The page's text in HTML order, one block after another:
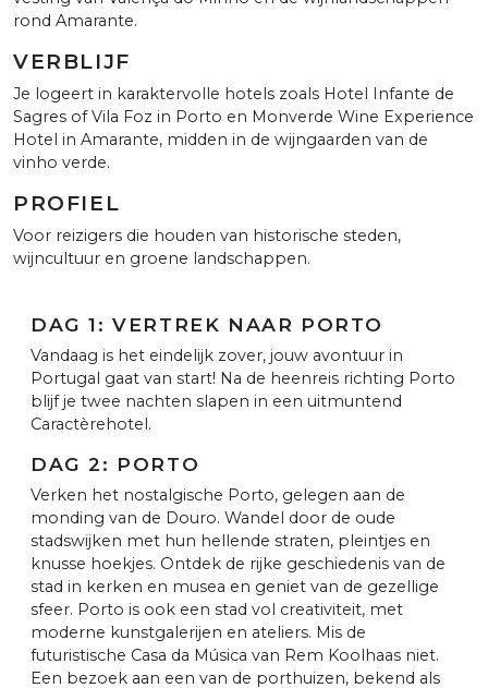
rond Amarante.
VERBLIJF
Je logeert in karaktervolle hotels zoals Hotel Infante de
Sagres of Vila Foz in Porto en Monverde Wine Experience
Hotel in Amarante, midden in de wijngaarden van de
vinho verde.
PROFIEL
Voor reizigers die houden van historische steden,
wijncultuur en groene landschappen.
DAG 1: VERTREK NAAR PORTO
Vandaag is het eindelijk zover, jouw avontuur in
Portugal gaat van start! Na de heenreis richting Porto
blijf je twee nachten slapen in een uitmuntend
Caractèrehotel.
DAG 2: PORTO
Verken het nostalgische Porto, gelegen aan de
monding van de Douro. Wandel door de oude
stadswijken met hun hellende straten, pleintjes en
knusse hoekjes. Ontdek de rijke geschiedenis van de
stad in kerken en musea en geniet van de gezellige
sfeer. Porto is ook een stad vol creativiteit, met
moderne kunstgalerijen en ateliers. Mis de
futuristische Casa da Música van Rem Koolhaas niet.
Een bezoek aan een van de porthuizen, bekend als